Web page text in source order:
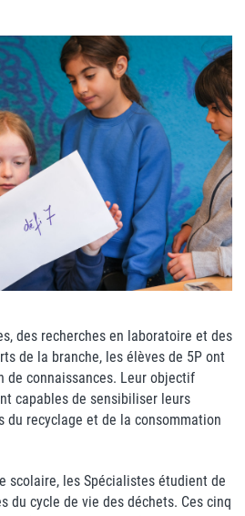
des recherches en laboratoire et des
de la branche, les élèves de 5P ont
connaissances. Leur objectif
capables de sensibiliser leurs
du recyclage et de la consommation
scolaire, les Spécialistes étudient de
du cycle de vie des déchets. Ces cinq